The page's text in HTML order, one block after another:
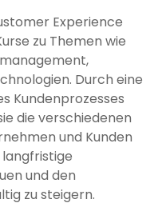
Experience
zu Themen wie
Durch eine
Kundenprozesses
die verschiedenen
und Kunden
und den
zu steigern.